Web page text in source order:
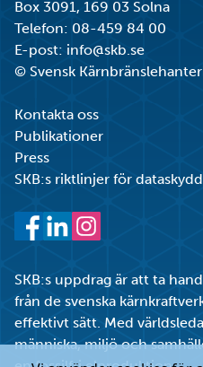
Box 3091, 169 03 Solna
Telefon: 08-459 84 00
E-post: info@skb.se
© Svensk
Kontakta oss
Publikationer
Press
SKB:s riktlinjer för dataskydd
SKB:s uppdrag är att ta
från de svenska
effektivt sätt. Med
människa, miljö och